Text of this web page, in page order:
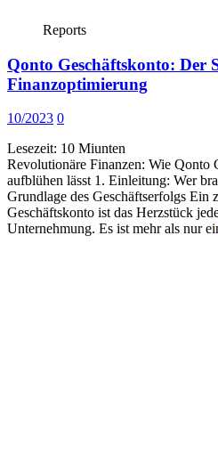
Reports
Qonto Geschäftskonto: Der
Finanzoptimierung
10/2023 0
Lesezeit: 10 Miunten
Revolutionäre Finanzen: Wie Qonto
aufblühen lässt 1. Einleitung: Wer
Grundlage des Geschäftserfolgs Ein
Geschäftskonto ist das Herzstück
Unternehmung. Es ist mehr als nur